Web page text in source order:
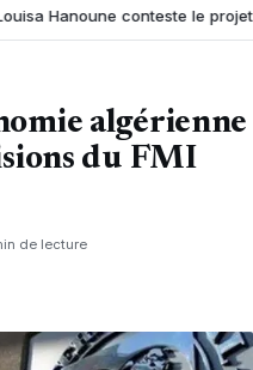
conteste le projet et
algérienne
du FMI
de lecture